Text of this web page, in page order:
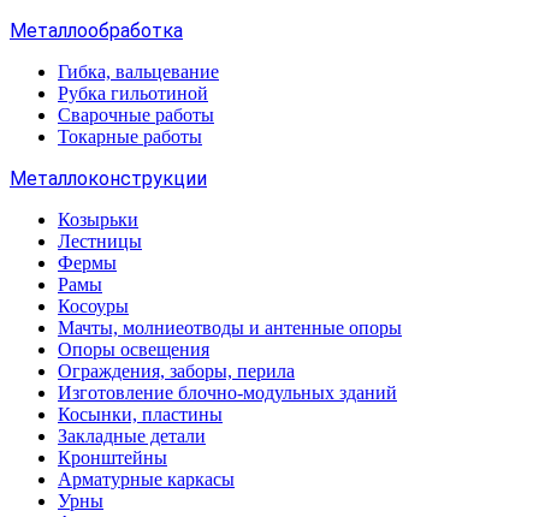
Металлообработка
Гибка, вальцевание
Рубка гильотиной
Сварочные работы
Токарные работы
Металлоконструкции
Козырьки
Лестницы
Фермы
Рамы
Косоуры
Мачты, молниеотводы и антенные опоры
Опоры освещения
Ограждения, заборы, перила
Изготовление блочно-модульных зданий
Косынки, пластины
Закладные детали
Кронштейны
Арматурные каркасы
Урны